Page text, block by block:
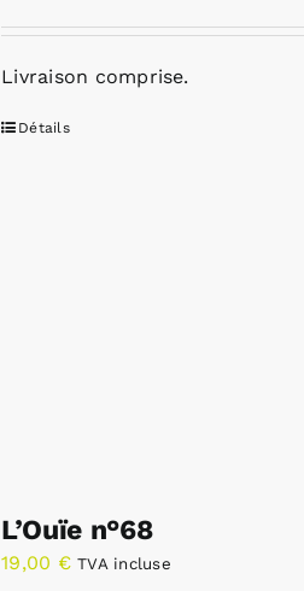
Livraison comprise.
Détails
L’Ouïe n°68
19,00 € TVA incluse